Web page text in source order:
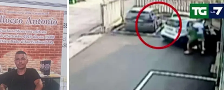
Attualità
Economia e lavoro
Italia Mondo